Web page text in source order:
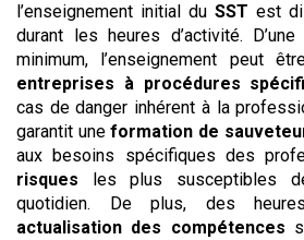
l’enseignement initial du SST est
durant les heures d’activité.
minimum, l’enseignement peut
entreprises à procédures
cas de danger inhérent à la
garantit uneformation de
aux besoins spécifiques des
risques les plus susceptibles
quotidien. De plus, des
actualisation des compétences